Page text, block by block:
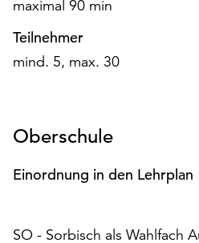
die
„Cookie-
Einstellungen“
Cookies
auch
Einverständnis
maximal 90 min
Teilnehmer
mind. 5, max. 30
Oberschule
Einordnung in den Lehrplan
SO - Sorbisch als Wahlfach